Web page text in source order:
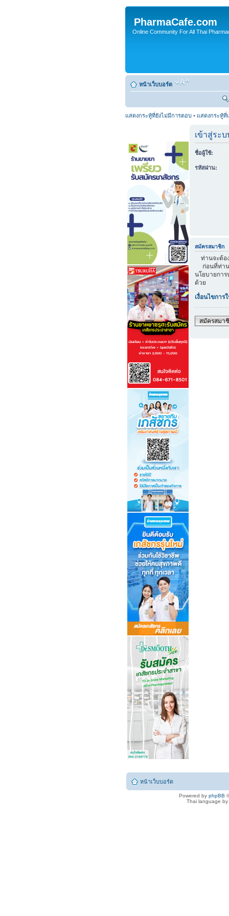
PharmaCafe.com
Online Community For All Thai
หน้าเว็บบอร์ด
แสดงกระทู้ที่ยังไม่มีการตอบ • แสดงกระทู้ที่
เข้าสู่ระบ
ชื่อผู้ใช้:
รหัสผ่าน:
สมัครสมาชิก
ท่านจะต้อ
ก่อนที่ท่าน
นโยบายกา
ด้วย
เงื่อนไขการ
สมัครสมา
หน้าเว็บบอร์ด
Powered by phpBB
Thai language by